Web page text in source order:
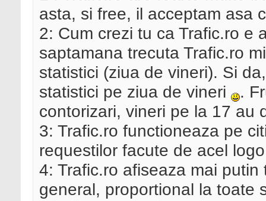
asta, si free, il acceptam asa
2: Cum crezi tu ca Trafic.ro e
saptamana trecuta Trafic.ro
statistici (ziua de vineri). Si
statistici pe ziua de vineri
.
contorizari, vineri pe la 17 au
3: Trafic.ro functioneaza pe
requestilor facute de acel
4: Trafic.ro afiseaza mai
general, proportional la toate